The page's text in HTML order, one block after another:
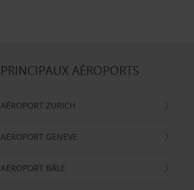
PRINCIPAUX AÉROPORTS
AÉROPORT ZURICH
AÉROPORT GENEVE
AÉROPORT BÂLE